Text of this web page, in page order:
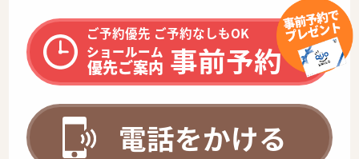
ご予約優先 ご予約なしもOK
ショールーム
優先ご案内 事前予約
電話をかける